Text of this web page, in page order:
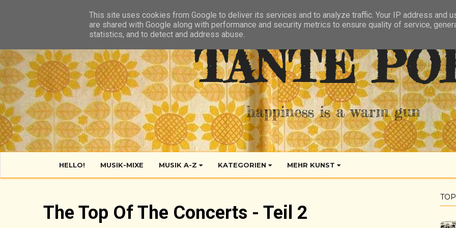
TANTE
happiness is a warm gun
HELLO! MUSIK-MIXE MUSIK A-Z KATEGORIEN MEHR KUNST
The Top Of The Concerts - Teil 2
This site uses cookies from Google to deliver its services and to analyze traffic. Your IP address and
are shared with Google along with performance and security metrics to ensure quality of service,
statistics, and to detect and address abuse.